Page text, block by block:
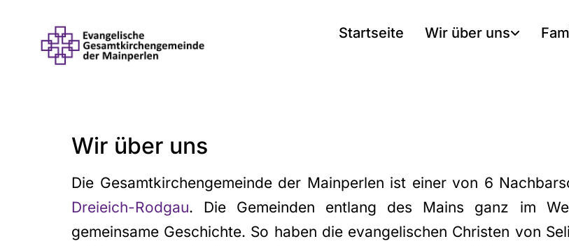
Startseite Wir über uns
Wir über uns
Die Gesamtkirchengemeinde der Mainperlen ist einer von 6
Dreieich-Rodgau. Die Gemeinden entlang des Mains ganz im
gemeinsame Geschichte. So haben die evangelischen Christen von